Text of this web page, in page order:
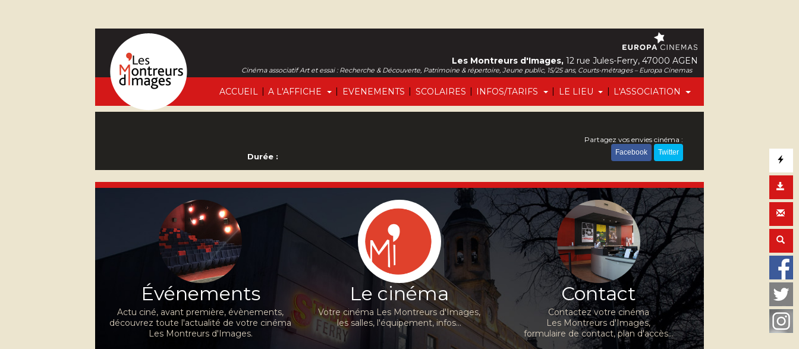
ACCUEIL | A L'AFFICHE | EVENEMENTS | SCOLAIRES | INFOS/TARIFS | LE LIEU | L'ASSOCIATION
Les Montreurs d'Images, 12 rue Jules-Ferry, 47000 AGEN
Cinéma associatif Art et essai : Recherche & Découverte, Patrimoine & répertoire, Jeune public, 15/25 ans, Courts-métrages – Europa Cinemas
Durée :
Partagez vos envies cinéma :
Facebook Twitter
Événements
Actu ciné, avant première, évènements,
découvrez toute l'actualité de votre cinéma
Les Montreurs d'Images.
Le cinéma
Votre cinéma Les Montreurs d'Images,
les salles, l'équipement, infos...
Contact
Contactez votre cinéma
Les Montreurs d'Images,
formulaire de contact, plan d'accès...